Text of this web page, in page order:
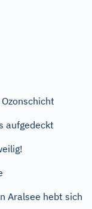
aufgedeckt
Aralsee hebt sich